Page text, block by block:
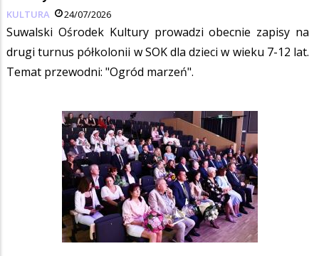
KULTURA 24/07/2026
Suwalski Ośrodek Kultury prowadzi obecnie zapisy na
drugi turnus półkolonii w SOK dla dzieci w wieku 7-12 lat.
Temat przewodni: "Ogród marzeń".